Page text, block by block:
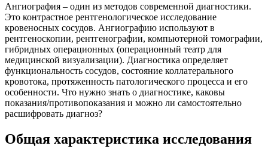
Ангиография – один из методов современной диагностики.
Это контрастное рентгенологическое исследование
кровеносных сосудов. Ангиографию используют в
рентгеноскопии, рентгенографии, компьютерной томографии,
гибридных операционных (операционный театр для
медицинской визуализации). Диагностика определяет
функциональность сосудов, состояние коллатерального
кровотока, протяженность патологического процесса и его
особенности. Что нужно знать о диагностике, каковы
показания/противопоказания и можно ли самостоятельно
расшифровать диагноз?
Общая характеристика исследования